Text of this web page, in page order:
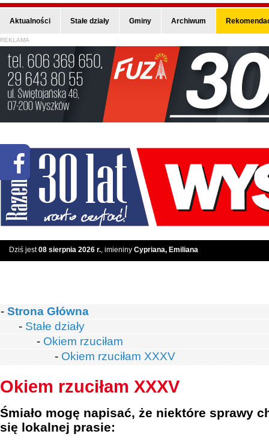
Aktualności Stałe działy Gminy Archiwum
REKLAMA
Dziś jest08 sierpnia 2026 r., imieniny Cypriana, Emiliana
- Strona Główna
- Stałe działy
- Okiem rzuciłam
- Okiem rzuciłam XXXV
Okiem rzuciłam XXXV
Śmiało mogę napisać, że niektóre sprawy
się lokalnej prasie: